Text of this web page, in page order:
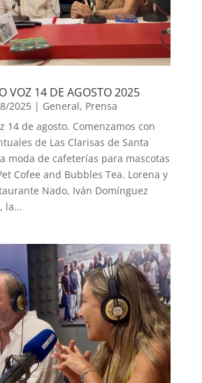
VOZ 14 DE AGOSTO 2025
2025| General, Prensa
14 de agosto. Comenzamos con
de Las Clarisas de Santa
moda de cafeterías para mascotas
Cofee and Bubbles Tea. Lorena y
Nado, Iván Domínguez
la...